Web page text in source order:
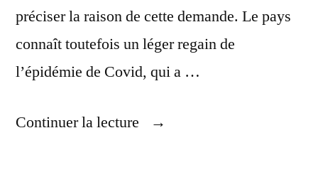
préciser la raison de cette demande. Le pays
connaît toutefois un léger regain de
l’épidémie de Covid, qui a …
Continuer la lecture
« Faire